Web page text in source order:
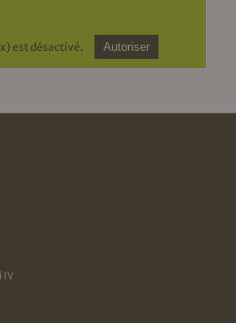
est désactivé. Autoriser
IV